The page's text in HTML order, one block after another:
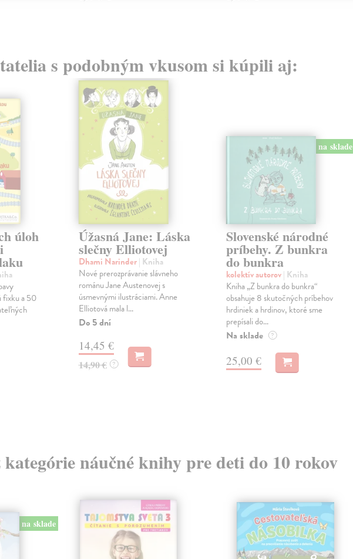
s podobným vkusom si kúpili aj:
úloh
fixku a 50
Úžasná Jane: Láska
slečny Elliotovej
Dhami Narinder| Kniha
Nové prerozprávanie slávneho
románu Jane Austenovej s
úsmevnými ilustráciami. Anne
Elliotová mala l...
Do 5 dní
14,45 €
14,90 € ?
na sklade
Slovenské národné
príbehy. Z bunkra
do bunkra
kolektív autorov| Kniha
Kniha „Z bunkra do bunkra“
obsahuje 8 skutočných príbehov
hrdiniek a hrdinov, ktoré sme
prepísali do...
Na sklade ?
25,00 €
kategórie náučné knihy pre deti do 10 rokov
na sklade